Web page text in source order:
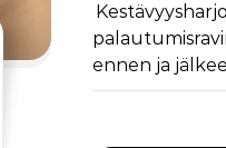
ennen ja